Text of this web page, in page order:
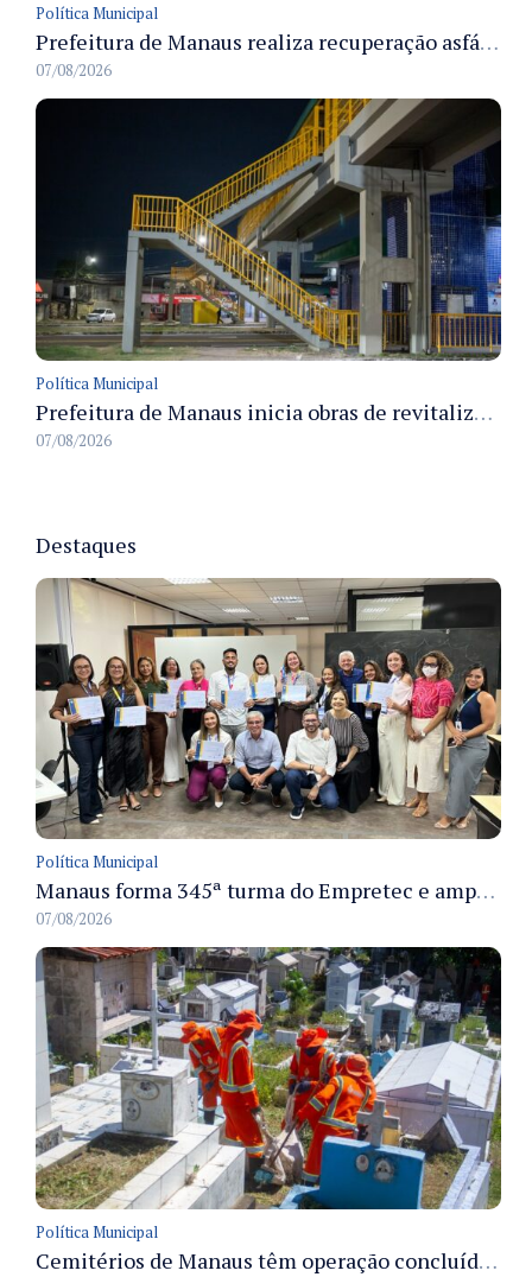
Política Municipal
Prefeitura de Manaus realiza recuperação asfáltica na rua Canário do Campo e amplia mobilidade na zona Norte
07/08/2026
Política Municipal
Prefeitura de Manaus inicia obras de revitalização na passarela Max Teixeira para ampliar segurança e mobilidade urbana
07/08/2026
Destaques
Política Municipal
Manaus forma 345ª turma do Empretec e amplia qualificação de empreendedores na cidade
07/08/2026
Política Municipal
Cemitérios de Manaus têm operação concluída e estrutura pronta para receber famílias no Dia dos Pais